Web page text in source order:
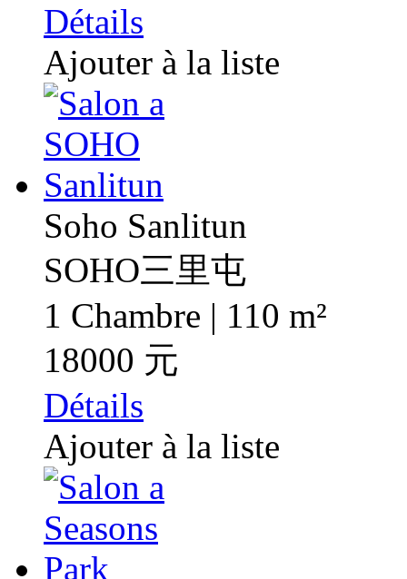
Détails
Ajouter à la liste
Soho Sanlitun
SOHO三里屯
1 Chambre | 110 m²
18000 元
Détails
Ajouter à la liste